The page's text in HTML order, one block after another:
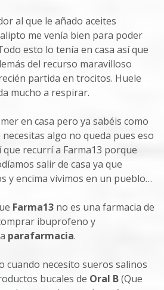
al que le añado aceites
me venía bien para poder
esto lo tenía en casa así que
del recurso maravilloso
partida en trocitos. Huele
mucho a respirar.
en casa pero ya sabéis como
algo no queda pues eso
que recurrí a Farma13 porque
salir de casa ya que
y encima vivimos en un pueblo…
Farma13 no es una farmacia de
ibuprofeno y
parafarmacia.
cuando necesito sueros salinos
bucales de Oral B(Que